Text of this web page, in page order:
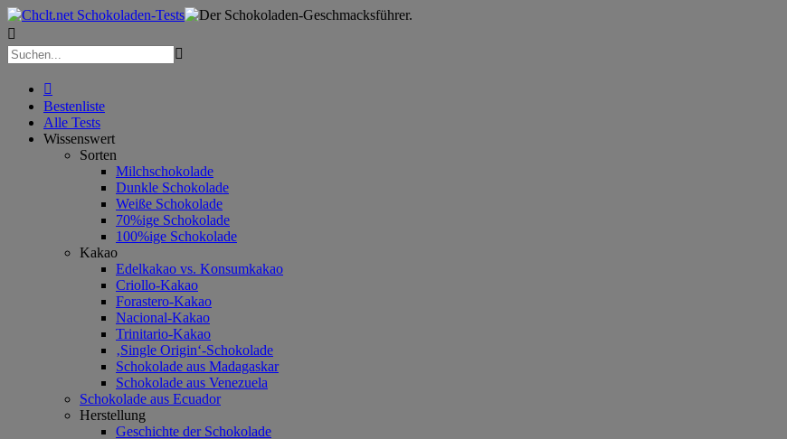



Bestenliste
Alle Tests
Wissenswert
Sorten
Milchschokolade
Dunkle Schokolade
Weiße Schokolade
70%ige Schokolade
100%ige Schokolade
Kakao
Edelkakao vs. Konsumkakao
Criollo-Kakao
Forastero-Kakao
Nacional-Kakao
Trinitario-Kakao
‚Single Origin‘-Schokolade
Schokolade aus Madagaskar
Schokolade aus Venezuela
Schokolade aus Ecuador
Herstellung
Geschichte der Schokolade